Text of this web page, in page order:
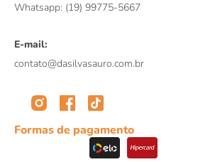
Whatsapp: (19) 99775-5667
E-mail:
contato@dasilvasauro.com.br
Formas de pagamento